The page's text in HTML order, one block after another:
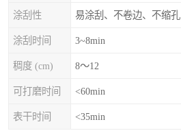
涂刮性 易涂刮、不卷边、不缩孔
涂刮时间 3~8min
稠度 (cm) 8～12
可打磨时间 <60min
表干时间 <35min